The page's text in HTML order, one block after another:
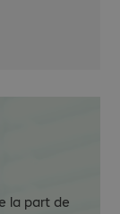
la part de